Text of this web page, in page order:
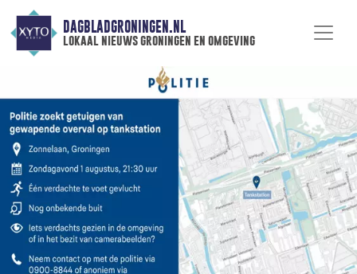
DAGBLADGRONINGEN.NL
lokaal nieuws groningen en omgeving